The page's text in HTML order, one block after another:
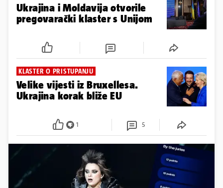
Ukrajina i Moldavija otvorile
pregovarački klaster s Unijom
KLASTER O PRISTUPANJU
Velike vijesti iz Bruxellesa.
Ukrajina korak bliže EU
1 5